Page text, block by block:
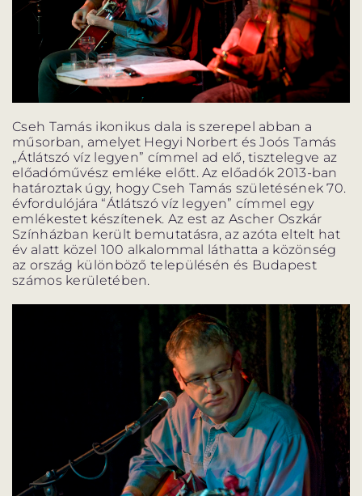
Cseh Tamás ikonikus dala is szerepel abban a
műsorban, amelyet Hegyi Norbert és Joós Tamás
„Átlátszó víz legyen” címmel ad elő, tisztelegve az
előadóművész emléke előtt. Az előadók 2013-ban
határoztak úgy, hogy Cseh Tamás születésének 70.
évfordulójára “Átlátszó víz legyen” címmel egy
emlékestet készítenek. Az est az Ascher Oszkár
Színházban került bemutatásra, az azóta eltelt hat
év alatt közel 100 alkalommal láthatta a közönség
az ország különböző településén és Budapest
számos kerületében.